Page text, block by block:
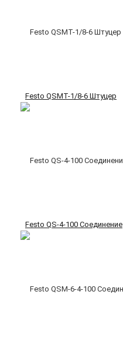
Festo QSMT-1/8-6 Штуцер
Festo QS-4-100 Соединение